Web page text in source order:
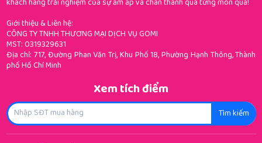
khách hàng trải nghiệm của sự ấm áp và chân thành qua từng món quà!
Giới thiệu & Liên hệ:
CÔNG TY TNHH THƯƠNG MẠI DỊCH VỤ GOMI
MST: 0319329631
Địa chỉ: 717, Đường Phan Văn Trị, Khu Phố 18, Phường Hạnh Thông, Thành
phố Hồ Chí Minh
Xem tích điểm
Tìm kiếm